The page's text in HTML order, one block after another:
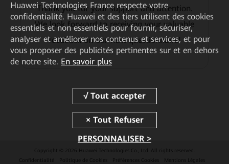
Thank you for your support and attention.
We look forward to receiving your valuable
feedback on our next questionnaire!
Copyright © 2026 Huawei Technologies Co., Ltd. All rights reserved.
Confidentialité
Politique de Cookies Préférences Cookies Mentions Légales
Huawei Technologies Francerespecte votre
confidentialité. Huawei et des tiers utilisent des cookies
essentiels et non essentiels pour fournir, sécuriser,
analyser et améliorer nos contenus et services, et pour
vous proposer des publicités pertinentes sur et en dehors
de notre site. En savoir plus
PERSONNALISER >